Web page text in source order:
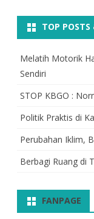
TOP
Melatih Motorik
Sendiri
STOP KBGO :
Politik Praktis di
Perubahan Iklim,
Berbagi Ruang di
FANPAGE